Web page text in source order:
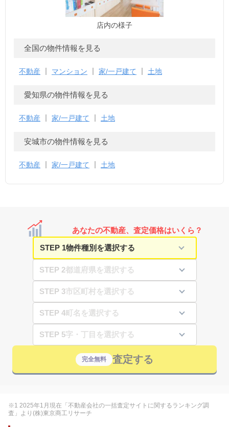
店内の様子
全国の物件情報を見る
不動産 マンション 家/一戸建て 土地
愛知県の物件情報を見る
不動産 家/一戸建て 土地
安城市の物件情報を見る
不動産 家/一戸建て 土地
あなたの不動産、査定価格はいくら？
STEP 1
STEP 2
STEP 3
STEP 4
STEP 5
完全無料 査定する
※1 2025年1月現在「不動産会社の一括査定サイトに関するランキング調
査」より(株)東京商工リサーチ